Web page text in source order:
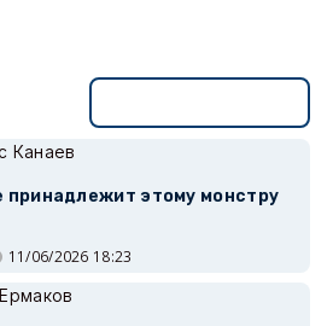
Канаев
принадлежит этому монстру
11/06/2026 18:23